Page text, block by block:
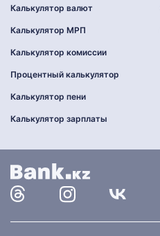
Калькулятор валют
Калькулятор МРП
Калькулятор комиссии
Процентный калькулятор
Калькулятор пени
Калькулятор зарплаты